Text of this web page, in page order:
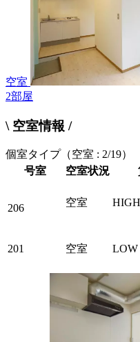
空室
2部屋
\ 空室情報 /
個室タイプ（空室 : 2/19）
号室
空室状況
206 空室 HIGH
201 空室 LOW